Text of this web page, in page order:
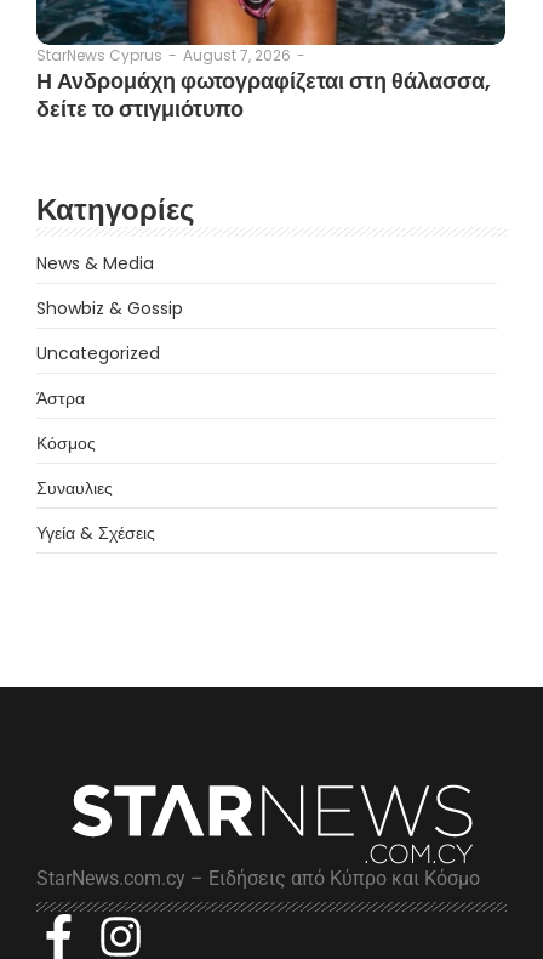
StarNews Cyprus - August 7, 2026 -
Η Ανδρομάχη φωτογραφίζεται στη θάλασσα,
δείτε το στιγμιότυπο
Κατηγορίες
News & Media
Showbiz & Gossip
Uncategorized
Άστρα
Κόσμος
Συναυλιες
Υγεία & Σχέσεις
StarNews.com.cy – Ειδήσεις από Κύπρο και Κόσμο